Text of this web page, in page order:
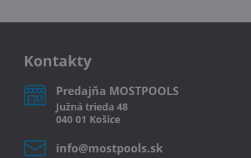
Kontakty
Predajňa MOSTPOOLS
Južná trieda 48
040 01 Košice
info​@mostpools​.sk